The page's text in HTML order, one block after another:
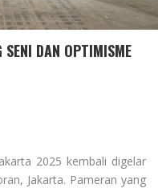
DAN OPTIMISME
2025 kembali digelar
Jakarta. Pameran yang